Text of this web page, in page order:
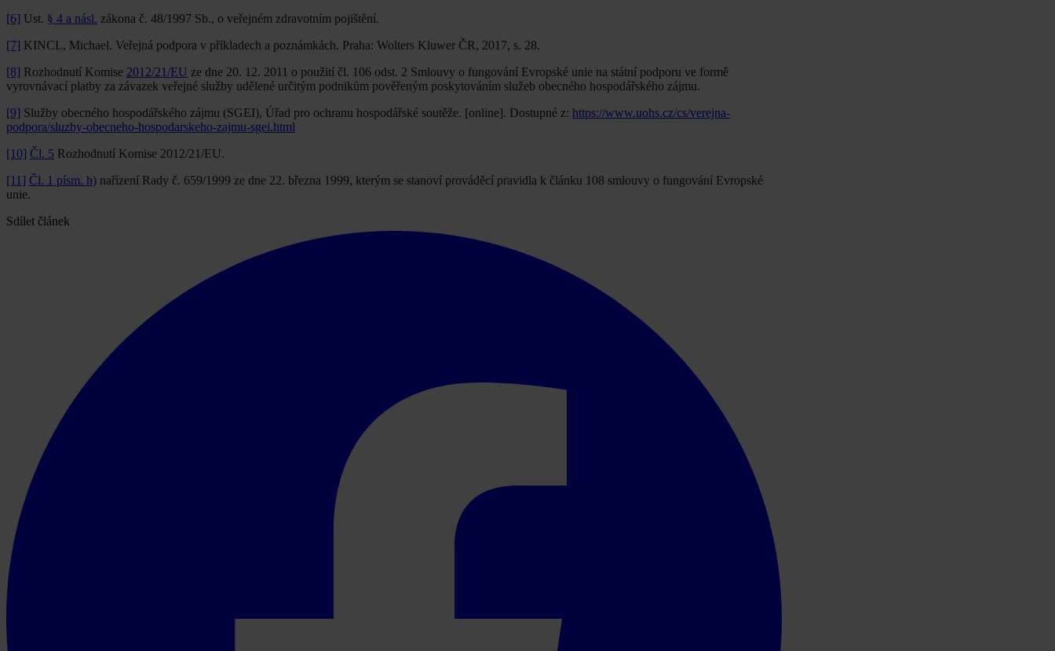
[6] Ust. § 4 a násl. zákona č. 48/1997 Sb., o veřejném zdravotním pojištění.
[7] KINCL, Michael. Veřejná podpora v příkladech a poznámkách. Praha: Wolters Kluwer ČR, 2017, s. 28.
[8] Rozhodnutí Komise 2012/21/EU ze dne 20. 12. 2011 o použití čl. 106 odst. 2 Smlouvy o fungování Evropské unie na státní podporu ve formě
vyrovnávací platby za závazek veřejné služby udělené určitým podnikům pověřeným poskytováním služeb obecného hospodářského zájmu.
[9] Služby obecného hospodářského zájmu (SGEI), Úřad pro ochranu hospodářské soutěže. [online]. Dostupné z: https://www.uohs.cz/cs/verejna-
podpora/sluzby-obecneho-hospodarskeho-zajmu-sgei.html
[10] Čl. 5 Rozhodnutí Komise 2012/21/EU.
[11] Čl. 1 písm. h) nařízení Rady č. 659/1999 ze dne 22. března 1999, kterým se stanoví prováděcí pravidla k článku 108 smlouvy o fungování Evropské
unie.
Sdílet článek